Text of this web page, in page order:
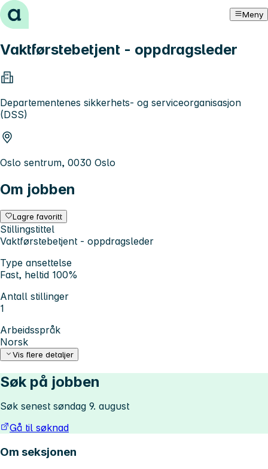
Hopp til innhold Meny
Vaktførstebetjent - oppdragsleder
Departementenes sikkerhets- og serviceorganisasjon
(DSS)
Oslo sentrum, 0030 Oslo
Om jobben
Lagre favoritt
Stillingstittel
Vaktførstebetjent - oppdragsleder
Type ansettelse
Fast, heltid 100%
Antall stillinger
1
Arbeidsspråk
Norsk
Vis flere detaljer
Søk på jobben
Søk senest søndag 9. august
Gå til søknad
Om seksjonen